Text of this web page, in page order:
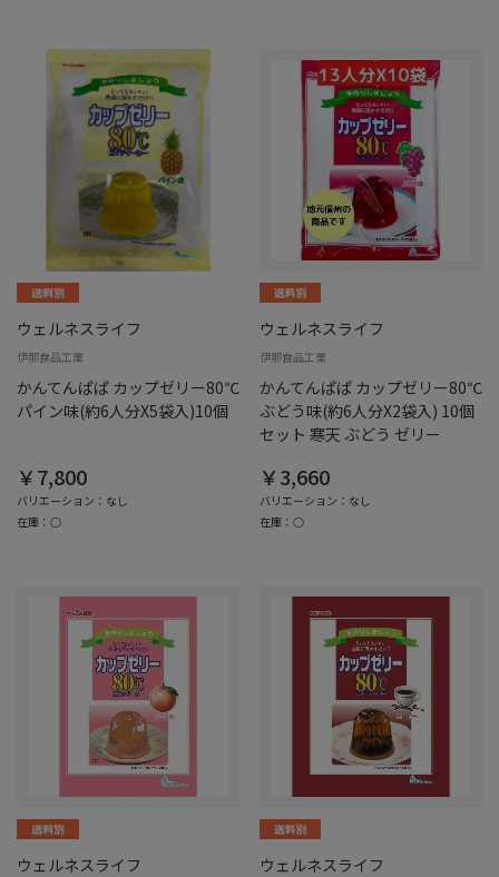
ウェルネスライフ
伊那食品工業
かんてんぱぱ カップゼリー80℃
パイン味(約6人分X5袋入)10個
￥7,800
バリエーション：なし
在庫：○
ウェルネスライフ
伊那食品工業
かんてんぱぱ カップゼリー80℃
ぶどう味(約6人分X2袋入) 10個
セット 寒天 ぶどう ゼリー
￥3,660
バリエーション：なし
在庫：○
ウェルネスライフ ウェルネスライフ